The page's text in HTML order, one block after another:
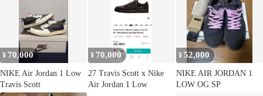
¥ 70,000
NIKE Air Jordan 1 Low
Travis Scott
¥ 70,000
27 Travis Scott x Nike
Air Jordan 1 Low
¥52,000
NIKE AIR JORDAN 1
LOW OG SP